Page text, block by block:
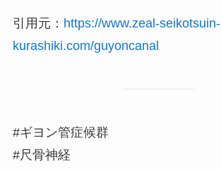
引用元： https://www.zeal-seikotsuin-
kurashiki.com/guyoncanal
#ギヨン管症候群
#尺骨神経